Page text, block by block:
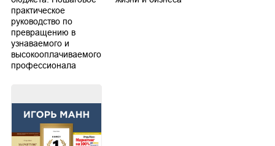
практическое
руководство по
превращению в
узнаваемого и
высокооплачиваемого
профессионала